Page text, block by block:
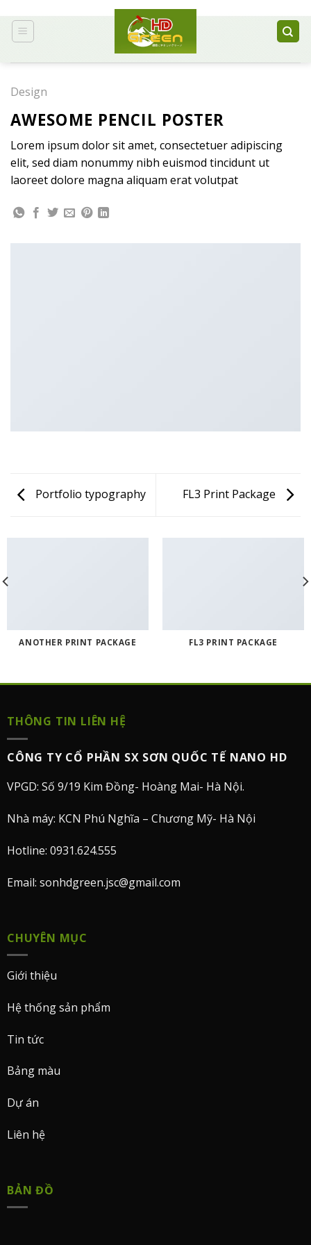
đến
nội
dung
Design
AWESOME PENCIL POSTER
Lorem ipsum dolor sit amet, consectetuer adipiscing
elit, sed diam nonummy nibh euismod tincidunt ut
laoreet dolore magna aliquam erat volutpat
Portfolio typography FL3 Print Package
ANOTHER PRINT PACKAGE FL3 PRINT PACKAGE
THÔNG TIN LIÊN HỆ
CÔNG TY CỔ PHẦN SX SƠN QUỐC TẾ NANO HD
VPGD: Số 9/19 Kim Đồng- Hoàng Mai- Hà Nội.
Nhà máy: KCN Phú Nghĩa – Chương Mỹ- Hà Nội
Hotline: 0931.624.555
Email: sonhdgreen.jsc@gmail.com
CHUYÊN MỤC
Giới thiệu
Hệ thống sản phẩm
Tin tức
Bảng màu
Dự án
Liên hệ
BẢN ĐỒ